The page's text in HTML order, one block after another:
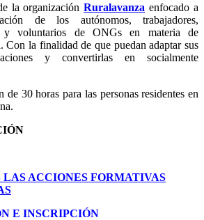
la organizaciónRuralavanza enfocado a
de los autónomos, trabajadores,
y voluntarios de ONGs en materia de
Con la finalidad de que puedan adaptar sus
y convertirlas en socialmente
30 horas para las personas residentes en
LAS ACCIONES FORMATIVAS
E INSCRIPCIÓN